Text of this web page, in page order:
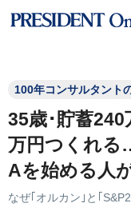
100年コンサルタント
35歳･貯蓄
万円つくれる
Aを始める人
なぜ｢オルカン｣と｢